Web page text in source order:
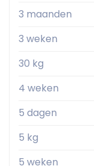
3 maanden
3 weken
30 kg
4 weken
5 dagen
5 kg
5 weken